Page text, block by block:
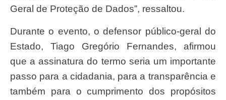
Geral de Proteção de Dados”, ressaltou.
Durante o evento, o defensor público-geral do
Estado, Tiago Gregório Fernandes, afirmou
que a assinatura do termo seria um importante
passo para a cidadania, para a transparência e
também para o cumprimento dos propósitos